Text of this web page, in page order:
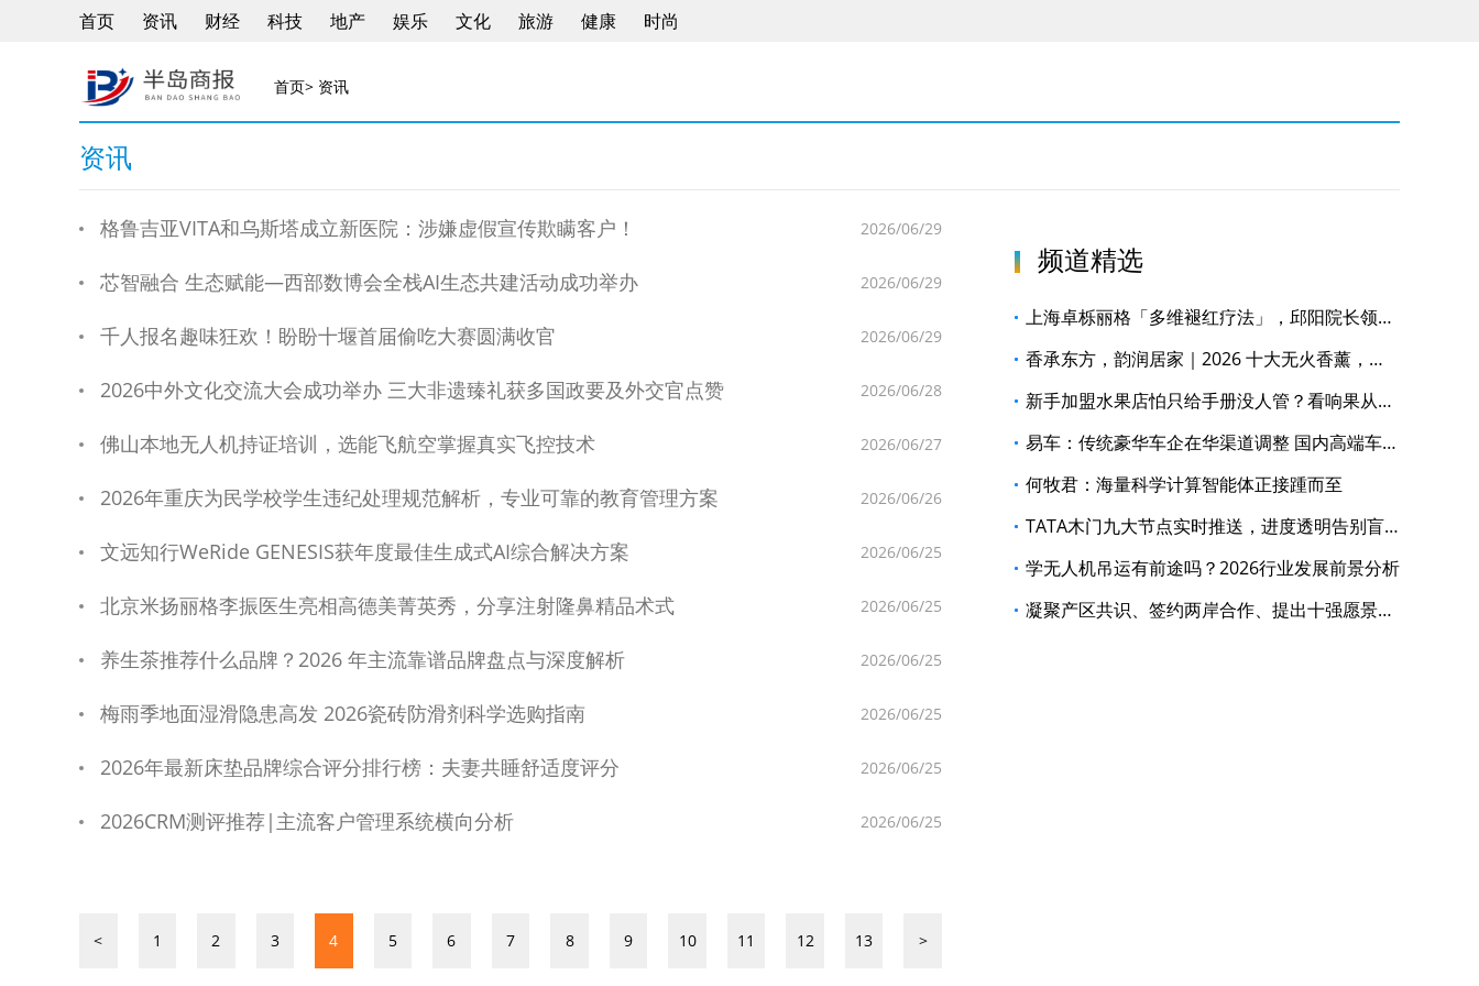
首页 资讯 财经 科技 地产 娱乐 文化 旅游 健康 时尚
首页> 资讯
资讯
格鲁吉亚VITA和乌斯塔成立新医院：涉嫌虚假宣传欺瞒客户！ 2026/06/29
芯智融合 生态赋能—西部数博会全栈AI生态共建活动成功举办 2026/06/29
千人报名趣味狂欢！盼盼十堰首届偷吃大赛圆满收官 2026/06/29
2026中外文化交流大会成功举办 三大非遗臻礼获多国政要及外交官点赞 2026/06/28
佛山本地无人机持证培训，选能飞航空掌握真实飞控技术 2026/06/27
2026年重庆为民学校学生违纪处理规范解析，专业可靠的教育管理方案 2026/06/26
文远知行WeRide GENESIS获年度最佳生成式AI综合解决方案 2026/06/25
北京米扬丽格李振医生亮相高德美菁英秀，分享注射隆鼻精品术式 2026/06/25
养生茶推荐什么品牌？2026 年主流靠谱品牌盘点与深度解析 2026/06/25
梅雨季地面湿滑隐患高发 2026瓷砖防滑剂科学选购指南 2026/06/25
2026年最新床垫品牌综合评分排行榜：夫妻共睡舒适度评分 2026/06/25
2026CRM测评推荐|主流客户管理系统横向分析 2026/06/25
< 1 2 3 4 5 6 7 8 9 10 11 12 13 >
频道精选
上海卓栎丽格「多维褪红疗法」，邱阳院长领衔构建全周期褪红修护体系
香承东方，韵润居家｜2026 十大无火香薰，戴茵重塑居家雅境
新手加盟水果店怕只给手册没人管？看响果从选址到日常运营的全程支持
易车：传统豪华车企在华渠道调整 国内高端车市格局迎新变局
何牧君：海量科学计算智能体正接踵而至
TATA木门九大节点实时推送，进度透明告别盲等
学无人机吊运有前途吗？2026行业发展前景分析
凝聚产区共识、签约两岸合作、提出十强愿景，黄河两岸清香酒高峰对话释放三大信号